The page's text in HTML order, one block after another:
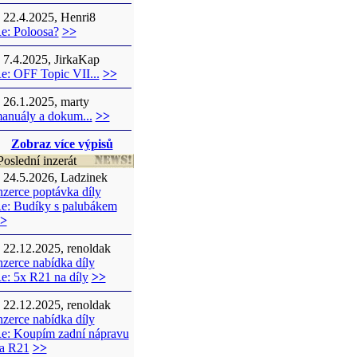
22.4.2025, Henri8
Poloosa? >>
7.4.2025, JirkaKap
OFF Topic VII... >>
26.1.2025, marty
a dokum... >>
Zobraz více výpisů
inzerát
24.5.2026, Ladzinek
poptávka díly
Budíky s palubákem
22.12.2025, renoldak
nabídka díly
5x R21 na díly >>
22.12.2025, renoldak
nabídka díly
Koupím zadní nápravu
R21 >>